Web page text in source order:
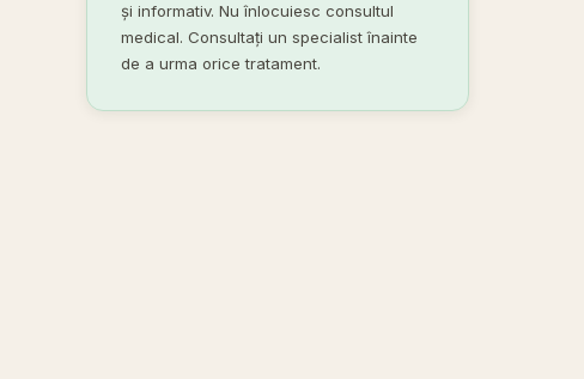
și informativ. Nu înlocuiesc consultul
medical. Consultați un specialist înainte
de a urma orice tratament.